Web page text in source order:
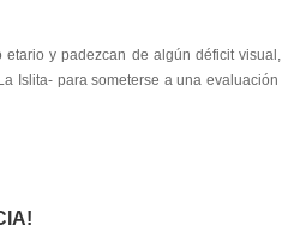
etario y padezcan de algún déficit
Islita- para someterse a una